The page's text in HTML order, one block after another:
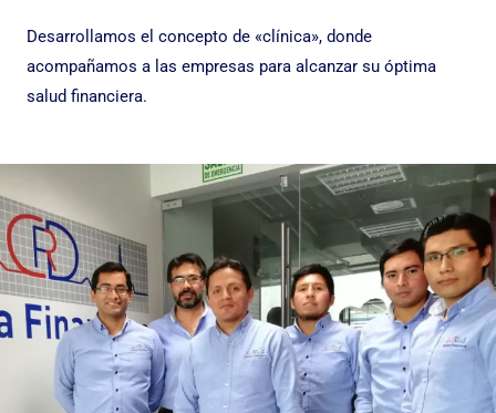
Desarrollamos el concepto de «clínica», donde
acompañamos a las empresas para alcanzar su óptima
salud financiera.